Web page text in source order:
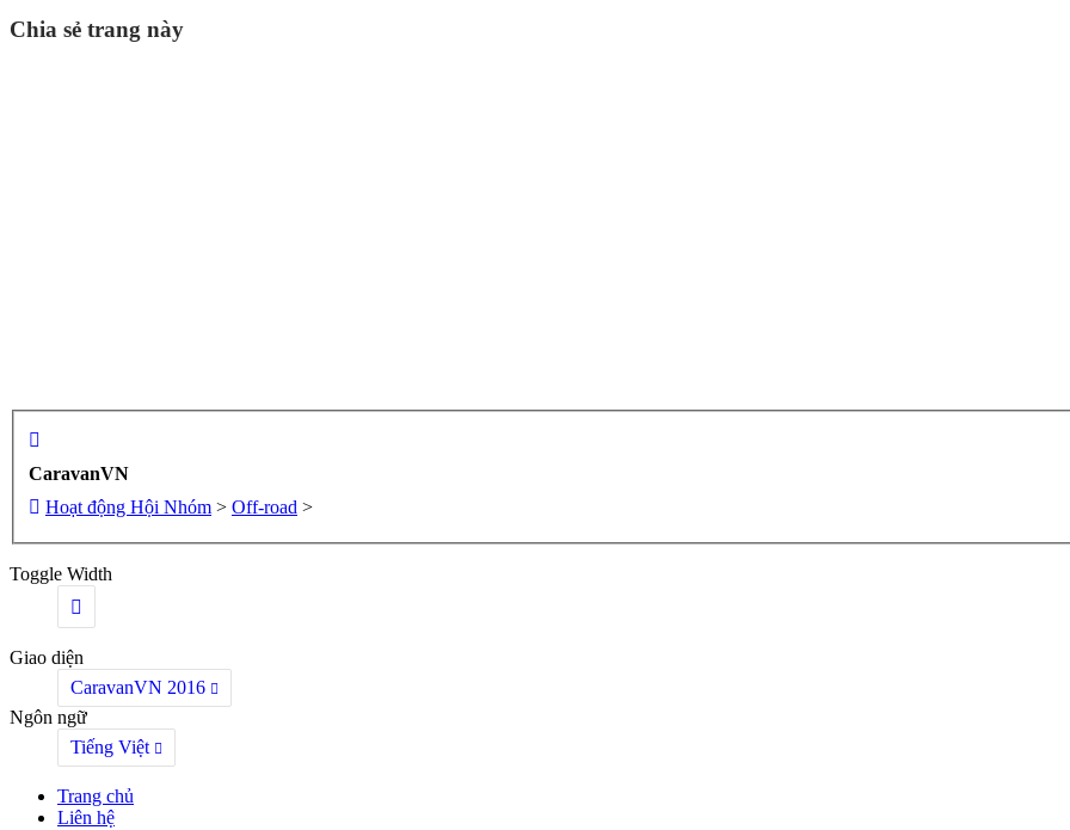
Chia sẻ trang này
CaravanVN
Hoạt động Hội Nhóm > Off-road >
Toggle Width
Giao diện
CaravanVN 2016
Ngôn ngữ
Tiếng Việt
Trang chủ
Liên hệ